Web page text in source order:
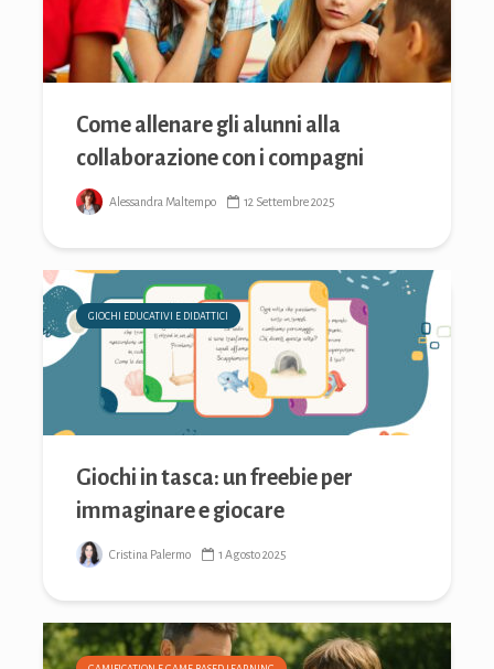
Come allenare gli alunni alla
collaborazione con i compagni
Alessandra Maltempo 12 Settembre 2025
GIOCHI EDUCATIVI E DIDATTICI
Giochi in tasca: un freebie per
immaginare e giocare
Cristina Palermo 1 Agosto 2025